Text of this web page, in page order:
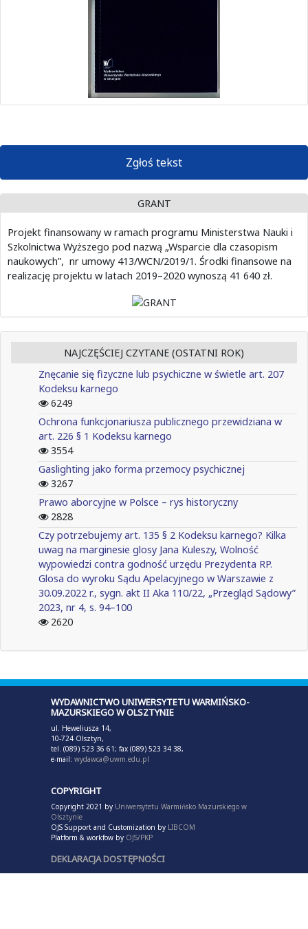
Zgłoś tekst
GRANT
Projekt finansowany w ramach programu Ministerstwa Nauki i
Szkolnictwa Wyższego pod nazwą „Wsparcie dla czasopism
naukowych”, nr umowy 413/WCN/2019/1. Środki finansowe na
realizację projektu w latach 2019–2020 wynoszą 41 640 zł.
NAJCZĘŚCIEJ CZYTANE (OSTATNI ROK)
Znęcanie się fizyczne lub psychiczne w świetle art. 207
Kodeksu karnego
6249
Ochrona funkcjonariusza publicznego przewidziana w
art. 226 § 1 Kodeksu karnego
3554
Gaslighting jako forma przemocy psychicznej
3267
Prawo aborcyjne w Polsce – rys historyczny
2828
Czy potrzebujemy art. 135 § 2 Kodeksu karnego? Kilka
uwag na marginesie glosy Jana Kuleszy, Wolność
wypowiedzi contra godność urzędu Prezydenta RP.
Glosa do wyroku Sądu Apelacyjnego w Warszawie z
30.09.2022 r., sygn. akt II Aka 110/22, „Przegląd Sądowy”
2023, nr 4, s. 94–100
2620
WYDAWNICTWO UNIWERSYTETU WARMIŃSKO-
MAZURSKIEGO W OLSZTYNIE
ul. Heweliusza 14,
10-724 Olsztyn,
tel. (089) 523 36 61; fax (089) 523 34 38,
e-mail: wydawca@uwm.edu.pl
COPYRIGHT
Copyright 2021 by Uniwersytetu Warmińsko Mazurskiego w
Olsztynie
OJS Support and Customization by LIBCOM
Platform & workfow by OJS/PKP
DEKLARACJA DOSTĘPNOŚCI